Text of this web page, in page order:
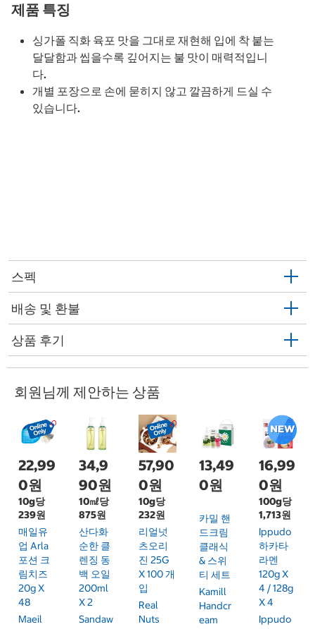
제품 특징
싱가폴 직화 육포 맛을 그대로 재현해 입에 착 붙는
달달함과 씹을수록 깊어지는 불 맛이 매력적입니
다.
개별 포장으로 손에 묻히지 않고 깔끔하게 드실 수
있습니다.
스펙
배송 및 환불
상품 후기
회원님께 제안하는 상품
22,99
0원
10g당
239원
매일유
업 Arla
포션 크
림치즈
20g X
48
Maeil
34,9
90원
10㎖당
875원
산다화
순한 클
렌징 동
백 오일
200ml
X 2
Sandaw
57,90
0원
10g당
232원
리얼넛
츠오리
진 25G
X 100 개
입
Real
Nuts
13,49
0원
카밀 핸
드크림
클래식
& 스위
티 세트
Kamill
Handcr
Eam
16,99
0원
100g당
1,713원
Ippudo
하카타
라멘
120g X
4 / 128g
X 4
Ippudo